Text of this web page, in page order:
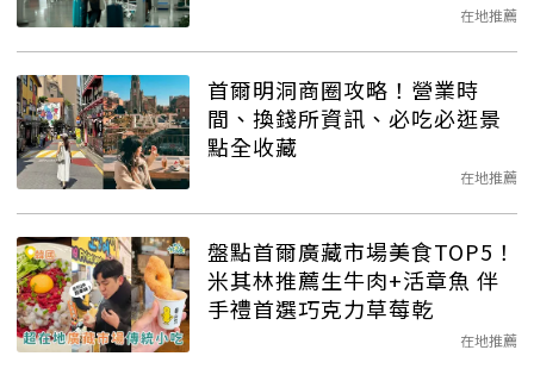
在地推薦
首爾明洞商圈攻略！營業時
間、換錢所資訊、必吃必逛景
點全收藏
在地推薦
盤點首爾廣藏市場美食TOP5！
米其林推薦生牛肉+活章魚 伴
手禮首選巧克力草莓乾
在地推薦